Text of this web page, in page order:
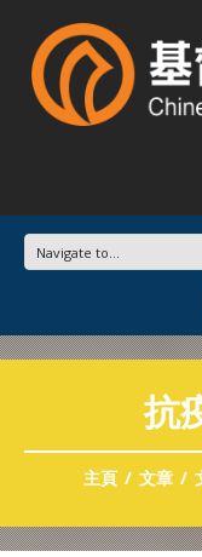
抗
主頁 文章